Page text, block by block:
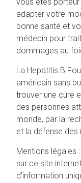
vous êtes
adapter votre
bonne santé et
médecin pour
dommages au
La Hepatitis B
américain sans
trouver une cure
des personnes
monde, par la
et la défense des
Mentions légales
sur ce site
d'information